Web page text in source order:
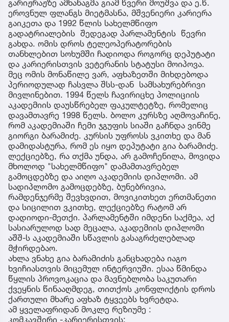
გარიჟრაჟზე ამხანაგმა გიამ წვერი მოუშვა და ე.წ.
ეროვნულ ფლანგს მიეტმასნა, მშვენიერი კარიერა
გაიკეთა და 1992 წლის სახელმწიფო
გადატრიალების შედეგად პარლამენტის წევრი
გახდა. ომის დროს ტელეოპერატორების
თანხლებით სოხუმში ჩადიოდა როგორც დეპუტატი
და კარიერისთვის ვეტერანის სტატუსი მოიპოვა.
მეც ომის მონაწილე ვარ, აფხაზეთში მიხდებოდა
პერიოდულად ჩასვლა შსს-დან სამსახურებრივი
მივლინებით. 1994 წელს ჩავირიცხე პოლიციის
აკადემიის დაუსწრებელ ფაკულტეტზე, რომელიც
დავამთავრე 1998 წელს. ბოლო კურსზე აღმოვაჩინე,
რომ აკადემიაში ჩემი ჯგუფის სიაში გაჩნდა ვინმე
გიორგი ბარამიძე. კურსის უფროსს ვკითხე და მან
დამიდასტურა, რომ ეს იყო დეპუტატი გია ბარამიძე.
ლექციებზე, რა თქმა უნდა, არ გამოჩენილა, მოვიდა
მხოლოდ "სახელმწიფო" დამამთავრებელ
გამოცდებზე და აიღო აკადემიის დიპლომი. ამ
სადიპლომო გამოცდებზე, ბუნებრივია,
რამდენჯერმე შევხვდით, მოვიკითხეთ ერთმანეთი
და სიცილით ვკითხე, ლექციებზე რატომ არ
დადიოდი-მეთქი. პარლამენტში იმდენი საქმეა, აქ
სასიარულოდ სად მეცალა, აკადემიის დიპლომი
აშშ-ს აკადემიაში სწავლის გასაგრძელებლად
მჭირდებაო.
ახლა ვნახე გია ბარამიძის განცხადება იაგო
ხვიჩიასთვის მიცემულ ინტერვიუში. ესაა წმინდა
წყლის პროვოკაცია და მავნებლობა საკუთარი
ქვეყნის წინააღმდეგ, თითქოს კონფლიქტის დროს
ქართული მხარე აფხაზ ტყვეებს ხვრეტდა.
ამ ყველაფრიდან მოკლე რეზიუმე :
კომკავშირი -კარიერისთვის;